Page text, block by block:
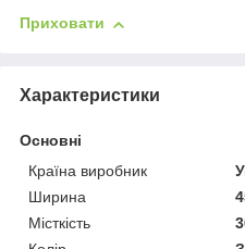
Приховати
Характеристики
Основні
Країна виробник
Ширина
Місткість